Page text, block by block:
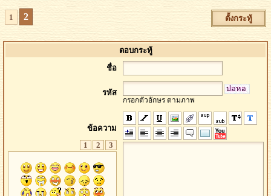
1 2 ตั้งกระทู้
ตอบกระทู้
ชื่อ
รหัส
กรอกตัวอักษร ตามภาพ
ข้อความ
1
2 3